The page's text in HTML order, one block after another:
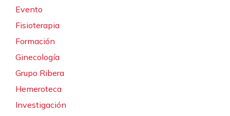
Evento
Fisioterapia
Formación
Ginecología
Grupo Ribera
Hemeroteca
Investigación